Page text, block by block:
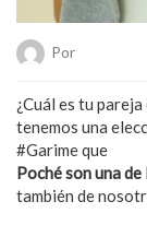
Por
¿Cuál es tu
tenemos una
#Garime que
Poché son una
también de